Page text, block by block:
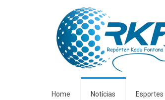
Home Notícias Esportes